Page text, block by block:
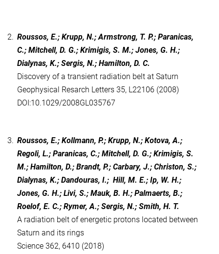
2. Roussos, E.; Krupp, N.; Armstrong, T. P.; Paranicas,
C.; Mitchell, D. G.; Krimigis, S. M.; Jones, G. H.;
Dialynas, K.; Sergis, N.; Hamilton, D. C.
Discovery of a transient radiation belt at Saturn
Geophysical Resarch Letters 35, L22106 (2008)
DOI:10.1029/2008GL035767
3. Roussos, E.; Kollmann, P.; Krupp, N.; Kotova, A.;
Regoli, L.; Paranicas, C.; Mitchell, D. G.; Krimigis, S.
M.; Hamilton, D.; Brandt, P.; Carbary, J.; Christon, S.;
Dialynas, K.; Dandouras, I.; Hill, M. E.; Ip, W. H.;
Jones, G. H.; Livi, S.; Mauk, B. H.; Palmaerts, B.;
Roelof, E. C.; Rymer, A.; Sergis, N.; Smith, H. T.
A radiation belt of energetic protons located between
Saturn and its rings
Science 362, 6410 (2018)